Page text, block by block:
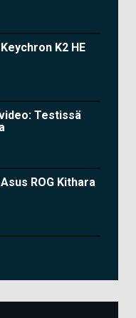
K2 HE
Testissä
ROG Kithara